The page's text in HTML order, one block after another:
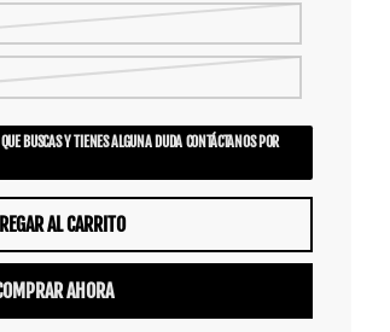
BUSCAS Y TIENES ALGUNA DUDA CONTÁCTANOS POR
AL CARRITO
AHORA